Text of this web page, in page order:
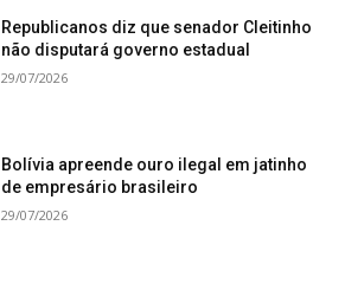
Republicanos diz que senador Cleitinho
não disputará governo estadual
29/07/2026
Bolívia apreende ouro ilegal em jatinho
de empresário brasileiro
29/07/2026